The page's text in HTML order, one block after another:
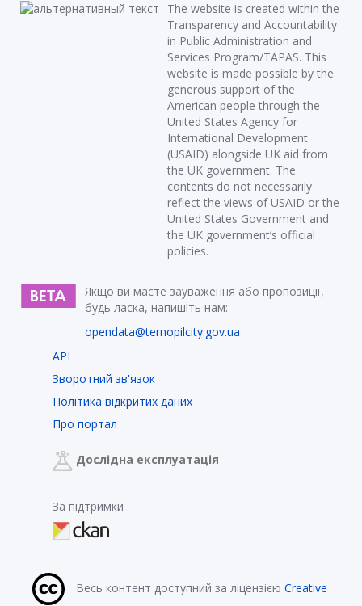
The website is created within the
Transparency and Accountability
in Public Administration and
Services Program/TAPAS. This
website is made possible by the
generous support of the
American people through the
United States Agency for
International Development
(USAID) alongside UK aid from
the UK government. The
contents do not necessarily
reflect the views of USAID or the
United States Government and
the UK government’s official
policies.
Якщо ви маєте зауваження або пропозиції,
будь ласка, напишіть нам:
opendata@ternopilcity.gov.ua
API
Зворотний зв'язок
Політика відкритих даних
Про портал
Дослідна експлуатація
За підтримки
Весь контент доступний за ліцензією Creative